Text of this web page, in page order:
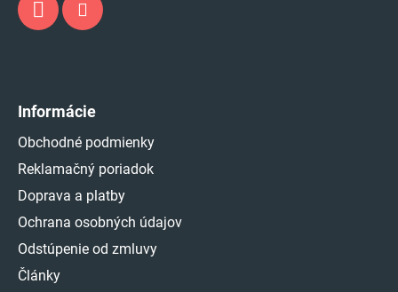
Informácie
Obchodné podmienky
Reklamačný poriadok
Doprava a platby
Ochrana osobných údajov
Odstúpenie od zmluvy
Články